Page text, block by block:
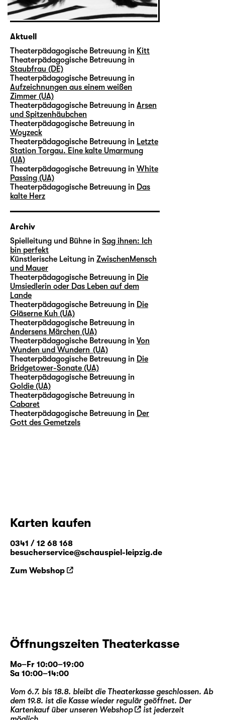
Aktuell
Theaterpädagogische Betreuung in Kitt
Theaterpädagogische Betreuung in
Staubfrau (DE)
Theaterpädagogische Betreuung in
Aufzeichnungen aus einem weißen
Zimmer (UA)
Theaterpädagogische Betreuung in Arsen
und Spitzenhäubchen
Theaterpädagogische Betreuung in
Woyzeck
Theaterpädagogische Betreuung in Letzte
Station Torgau. Eine kalte Umarmung
(UA)
Theaterpädagogische Betreuung in White
Passing (UA)
Theaterpädagogische Betreuung in Das
kalte Herz
Archiv
Spielleitung und Bühne in Sag ihnen: Ich
bin perfekt
Künstlerische Leitung in ZwischenMensch
und Mauer
Theaterpädagogische Betreuung in Die
Umsiedlerin oder Das Leben auf dem
Lande
Theaterpädagogische Betreuung in Die
Gläserne Kuh (UA)
Theaterpädagogische Betreuung in
Andersens Märchen (UA)
Theaterpädagogische Betreuung in Von
Wunden und Wundern (UA)
Theaterpädagogische Betreuung in Die
Bridgetower-Sonate (UA)
Theaterpädagogische Betreuung in
Goldie (UA)
Theaterpädagogische Betreuung in
Cabaret
Theaterpädagogische Betreuung in Der
Gott des Gemetzels
Karten kaufen
0341 / 12 68 168
besucherservice@schauspiel-leipzig.de
Zum Webshop
Öffnungszeiten Theaterkasse
Mo–Fr 10:00–19:00
Sa 10:00–14:00
Vom 6.7. bis 18.8. bleibt die Theaterkasse geschlossen. Ab
dem 19.8. ist die Kasse wieder regulär geöffnet. Der
Kartenkauf über unseren Webshop
ist jederzeit